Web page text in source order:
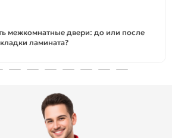
межкомнатные двери: до или после
ламината?